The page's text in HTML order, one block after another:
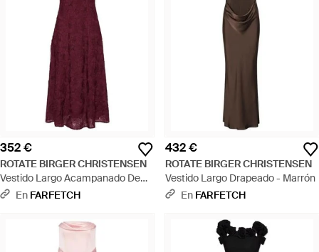
352 €
ROTATE BIRGER CHRISTENSEN
Vestido Largo Acampanado De
Malla Con Motivo Floral - Morado
En FARFETCH
432 €
ROTATE BIRGER CHRISTENSEN
Vestido Largo Drapeado - Marrón
En FARFETCH